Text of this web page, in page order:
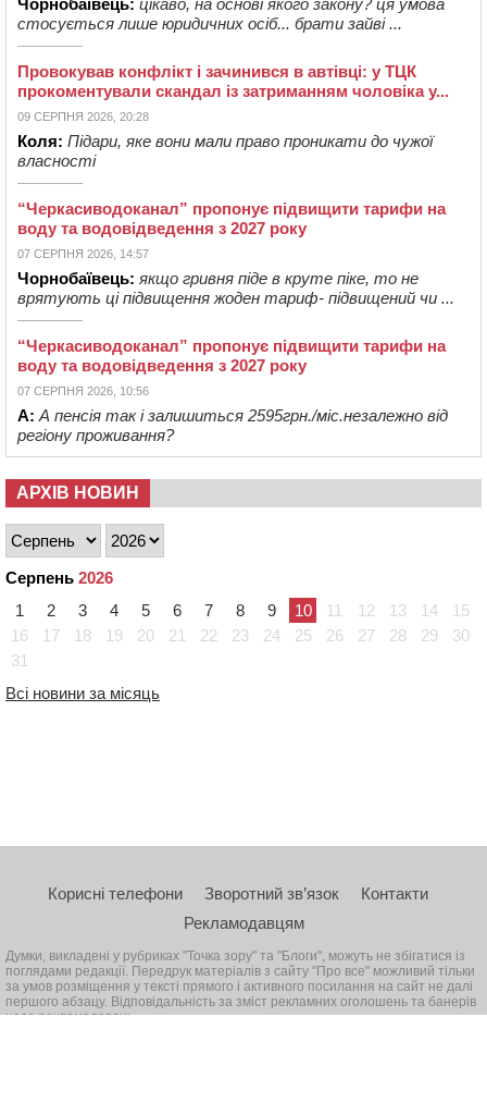
Чорнобаївець: цікаво, на основі якого закону? ця умова
стосується лише юридичних осіб... брати зайві ...
Провокував конфлікт і зачинився в автівці: у ТЦК
прокоментували скандал із затриманням чоловіка у...
09 СЕРПНЯ 2026, 20:28
Коля: Підари, яке вони мали право проникати до чужої
власності
“Черкасиводоканал” пропонує підвищити тарифи на
воду та водовідведення з 2027 року
07 СЕРПНЯ 2026, 14:57
Чорнобаївець: якщо гривня піде в круте піке, то не
врятують ці підвищення жоден тариф- підвищений чи ...
“Черкасиводоканал” пропонує підвищити тарифи на
воду та водовідведення з 2027 року
07 СЕРПНЯ 2026, 10:56
А: А пенсія так і залишиться 2595грн./міс.незалежно від
регіону проживання?
АРХІВ НОВИН
Серпень 2026
1
2 3 4 5 6 7 8 9 10 11 12 13 14
15
16
17 18 19 20 21 22 23 24 25 26 27 28 29
30
31
Всі новини за місяць
Корисні телефони Зворотний зв’язок
Контакти
Рекламодавцям
Думки, викладені у рубриках "Точка зору" та "Блоги", можуть не збігатися із
поглядами редакції. Передрук матеріалів з сайту "Про все" можливий тільки
за умов розміщення у тексті прямого і активного посилання на сайт не далі
першого абзацу. Відповідальність за зміст рекламних оголошень та банерів
несе рекламодавець